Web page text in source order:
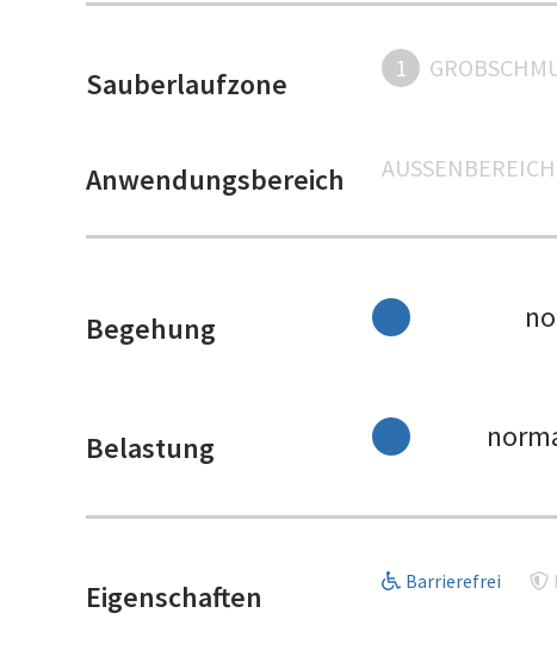
Sauberlaufzone 1
Anwendungsbereich AUSSENBEREICH
Begehung
Belastung
Eigenschaften Barrierefrei